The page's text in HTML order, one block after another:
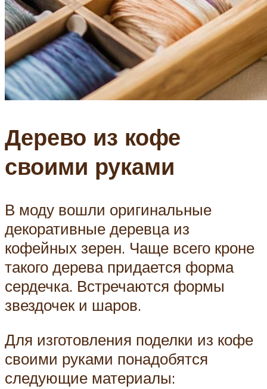
Дерево из кофе
своими руками
В моду вошли оригинальные
декоративные деревца из
кофейных зерен. Чаще всего кроне
такого дерева придается форма
сердечка. Встречаются формы
звездочек и шаров.
Для изготовления поделки из кофе
своими руками понадобятся
следующие материалы: